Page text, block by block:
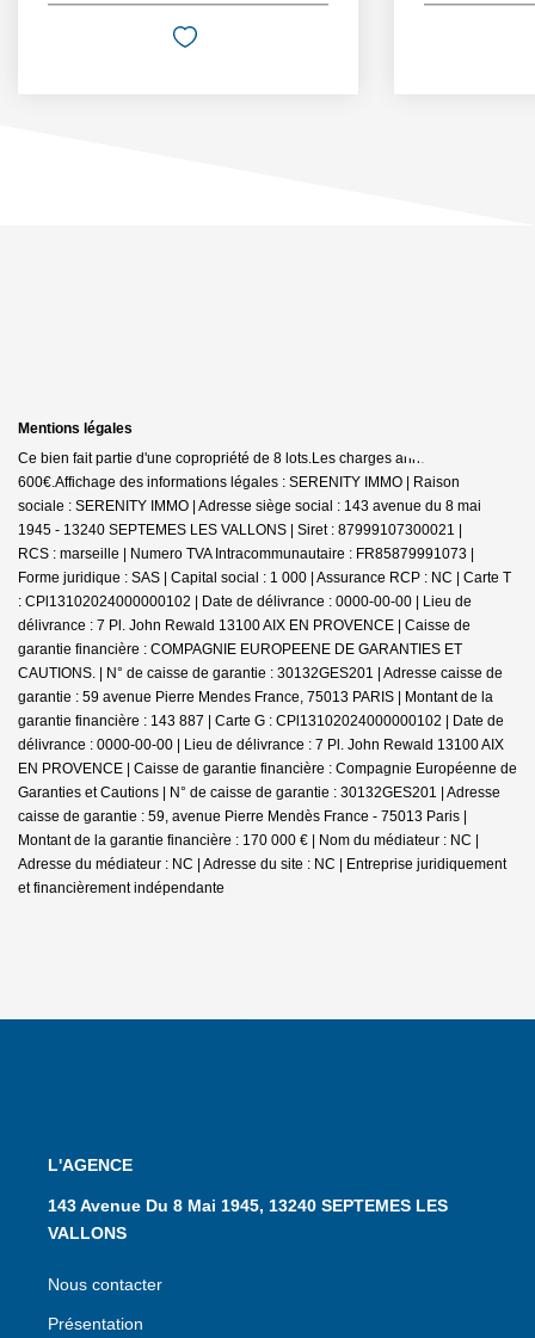
Mentions légales
Ce bien fait partie d'une copropriété de 8 lots.Les charges annuelles sont de
600€.Affichage des informations légales : SERENITY IMMO | Raison
sociale : SERENITY IMMO | Adresse siège social : 143 avenue du 8 mai
1945 - 13240 SEPTEMES LES VALLONS | Siret : 87999107300021 |
RCS : marseille | Numero TVA Intracommunautaire : FR85879991073 |
Forme juridique : SAS | Capital social : 1 000 | Assurance RCP : NC | Carte T
: CPl13102024000000102 | Date de délivrance : 0000-00-00 | Lieu de
délivrance : 7 Pl. John Rewald 13100 AIX EN PROVENCE | Caisse de
garantie financière : COMPAGNIE EUROPEENE DE GARANTIES ET
CAUTIONS. | N° de caisse de garantie : 30132GES201 | Adresse caisse de
garantie : 59 avenue Pierre Mendes France, 75013 PARIS | Montant de la
garantie financière : 143 887 | Carte G : CPl13102024000000102 | Date de
délivrance : 0000-00-00 | Lieu de délivrance : 7 Pl. John Rewald 13100 AIX
EN PROVENCE | Caisse de garantie financière : Compagnie Européenne de
Garanties et Cautions | N° de caisse de garantie : 30132GES201 | Adresse
caisse de garantie : 59, avenue Pierre Mendès France - 75013 Paris |
Montant de la garantie financière : 170 000 € | Nom du médiateur : NC |
Adresse du médiateur : NC | Adresse du site : NC | Entreprise juridiquement
et financièrement indépendante
L'AGENCE
143 Avenue Du 8 Mai 1945, 13240 SEPTEMES LES
VALLONS
Nous contacter
Présentation